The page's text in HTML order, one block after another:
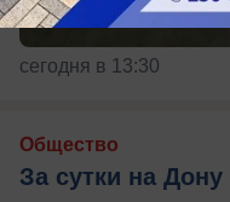
сегодня в 13:30
Общество
За сутки на